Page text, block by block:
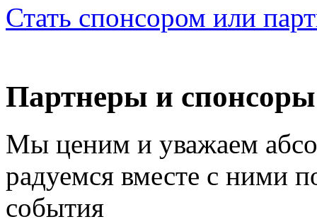
Стать спонсором или
Партнеры и спонсоры
Мы ценим и уважаем
радуемся вместе с ними
события